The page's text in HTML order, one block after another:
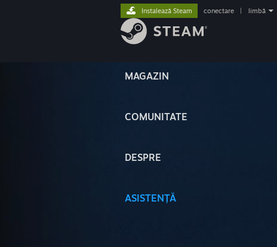
MAGAZIN
COMUNITATE
DESPRE
ASISTENȚĂ
Instalează Steam conectare limbă